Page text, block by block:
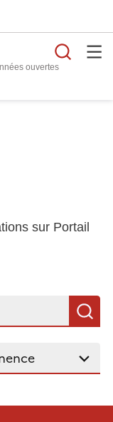
ouvertes
sur Portail